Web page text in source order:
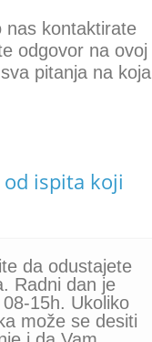
nas kontaktirate
odgovor na ovoj
pitanja na koja
ispita koji
da odustajete
Radni dan je
15h. Ukoliko
može se desiti